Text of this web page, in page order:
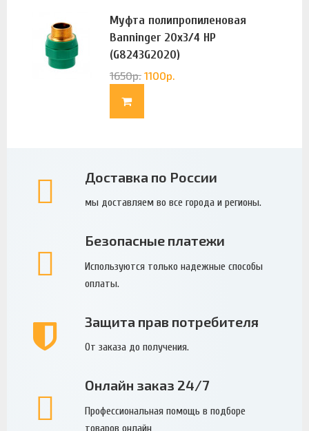
Муфта полипропиленовая
Banninger 20х3/4 НР
(G8243G2020)
1650р. 1100р.
Доставка по России
мы доставляем во все города и регионы.
Безопасные платежи
Используются только надежные способы
оплаты.
Защита прав потребителя
От заказа до получения.
Онлайн заказ 24/7
Профессиональная помощь в подборе
товаров онлайн